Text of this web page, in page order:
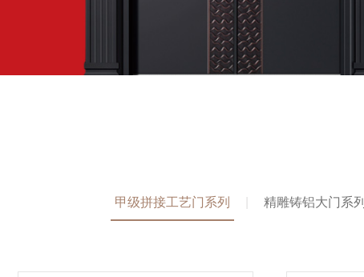
甲级拼接工艺门系列 精雕铸铝大门系列